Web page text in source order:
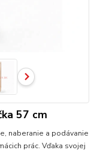
57 cm
naberanie a podávanie
prác. Vďaka svojej